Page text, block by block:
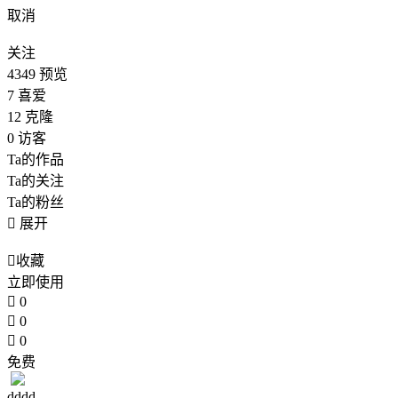
取消
关注
4349 预览
7 喜爱
12 克隆
0 访客
Ta的作品
Ta的关注
Ta的粉丝
 展开
收藏
立即使用
 0
 0
 0
免费